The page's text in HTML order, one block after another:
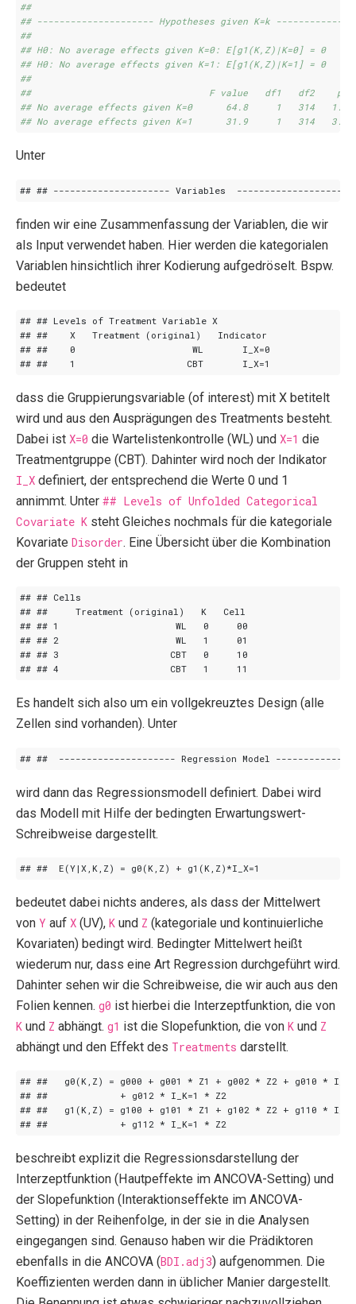
##
## --------------------- Hypotheses given K=k
##
## H0: No average effects given K=0: E[g1(K,Z)|K=0] = 0
## H0: No average effects given K=1: E[g1(K,Z)|K=1] = 0
##
##                                F value   df1   df2    p-
## No average effects given K=0      64.8     1   314
## No average effects given K=1      31.9     1   314
Unter
finden wir eine Zusammenfassung der Variablen, die wir
als Input verwendet haben. Hier werden die kategorialen
Variablen hinsichtlich ihrer Kodierung aufgedröselt. Bspw.
bedeutet
dass die Gruppierungsvariable (of interest) mit X betitelt
wird und aus den Ausprägungen des Treatments besteht.
Dabei ist X=0 die Wartelistenkontrolle (WL) und X=1 die
Treatmentgruppe (CBT). Dahinter wird noch der Indikator
I_X definiert, der entsprechend die Werte 0 und 1
annimmt. Unter ## Levels of Unfolded Categorical
Covariate K steht Gleiches nochmals für die kategoriale
Kovariate Disorder. Eine Übersicht über die Kombination
der Gruppen steht in
Es handelt sich also um ein vollgekreuztes Design (alle
Zellen sind vorhanden). Unter
wird dann das Regressionsmodell definiert. Dabei wird
das Modell mit Hilfe der bedingten Erwartungswert-
Schreibweise dargestellt.
bedeutet dabei nichts anderes, als dass der Mittelwert
von Y auf X (UV), K und Z (kategoriale und kontinuierliche
Kovariaten) bedingt wird. Bedingter Mittelwert heißt
wiederum nur, dass eine Art Regression durchgeführt wird.
Dahinter sehen wir die Schreibweise, die wir auch aus den
Folien kennen. g0 ist hierbei die Interzeptfunktion, die von
K und Z abhängt. g1 ist die Slopefunktion, die von K und Z
abhängt und den Effekt des Treatments darstellt.
beschreibt explizit die Regressionsdarstellung der
Interzeptfunktion (Hautpeffekte im ANCOVA-Setting) und
der Slopefunktion (Interaktionseffekte im ANCOVA-
Setting) in der Reihenfolge, in der sie in die Analysen
eingegangen sind. Genauso haben wir die Prädiktoren
ebenfalls in die ANCOVA (BDI.adj3) aufgenommen. Die
Koeffizienten werden dann in üblicher Manier dargestellt.